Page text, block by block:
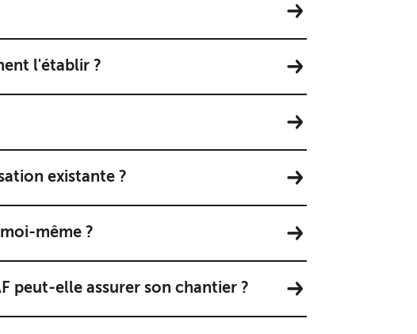
l'établir ?
existante ?
même ?
peut-elle assurer son chantier ?